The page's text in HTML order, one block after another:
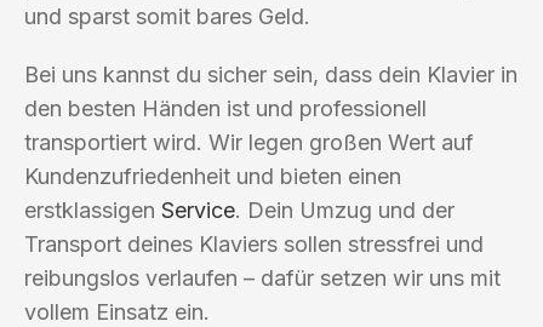
und sparst somit bares Geld.
Bei uns kannst du sicher sein, dass dein Klavier in
den besten Händen ist und professionell
transportiert wird. Wir legen großen Wert auf
Kundenzufriedenheit und bieten einen
erstklassigen Service. Dein Umzug und der
Transport deines Klaviers sollen stressfrei und
reibungslos verlaufen – dafür setzen wir uns mit
vollem Einsatz ein.